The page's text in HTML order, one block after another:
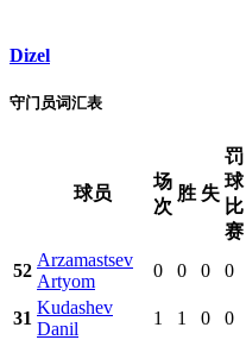
Dizel
守门员词汇表
球员
场
次
胜 失
罚
球
比
赛
52
Arzamastsev
Artyom
0 0 0 0
31
Kudashev
Danil
1 1 0 0